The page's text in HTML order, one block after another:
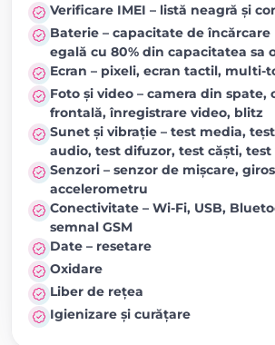
Verificare IMEI – listă neagră și
Baterie – capacitate de încărcare
egală cu 80% din capacitatea sa
Ecran – pixeli, ecran tactil, multi-
Foto și video – camera din spate,
frontală, înregistrare video, blitz
Sunet și vibrație – test media,
audio, test difuzor, test căști,
Senzori – senzor de mișcare,
accelerometru
Conectivitate – Wi-Fi, USB,
semnal GSM
Date – resetare
Oxidare
Liber de rețea
Igienizare și curățare